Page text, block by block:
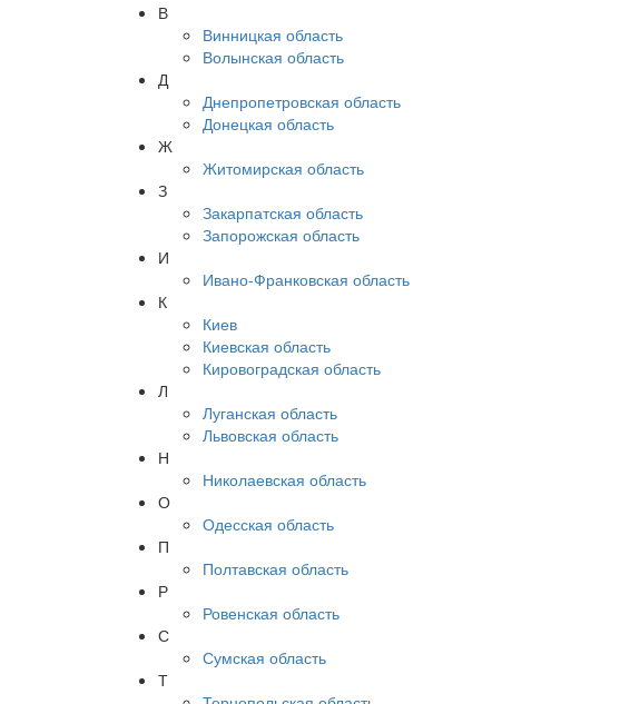
В
Винницкая область
Волынская область
Д
Днепропетровская область
Донецкая область
Ж
Житомирская область
З
Закарпатская область
Запорожская область
И
Ивано-Франковская область
К
Киев
Киевская область
Кировоградская область
Л
Луганская область
Львовская область
Н
Николаевская область
О
Одесская область
П
Полтавская область
Р
Ровенская область
С
Сумская область
Т